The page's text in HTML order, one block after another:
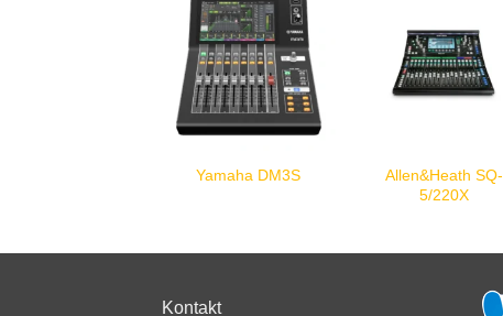
Yamaha DM3S
Allen&Heath SQ-
5/220X
Kontakt